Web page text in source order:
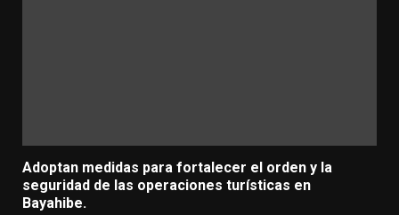
Adoptan medidas para fortalecer el orden y la
seguridad de las operaciones turísticas en
Bayahibe.